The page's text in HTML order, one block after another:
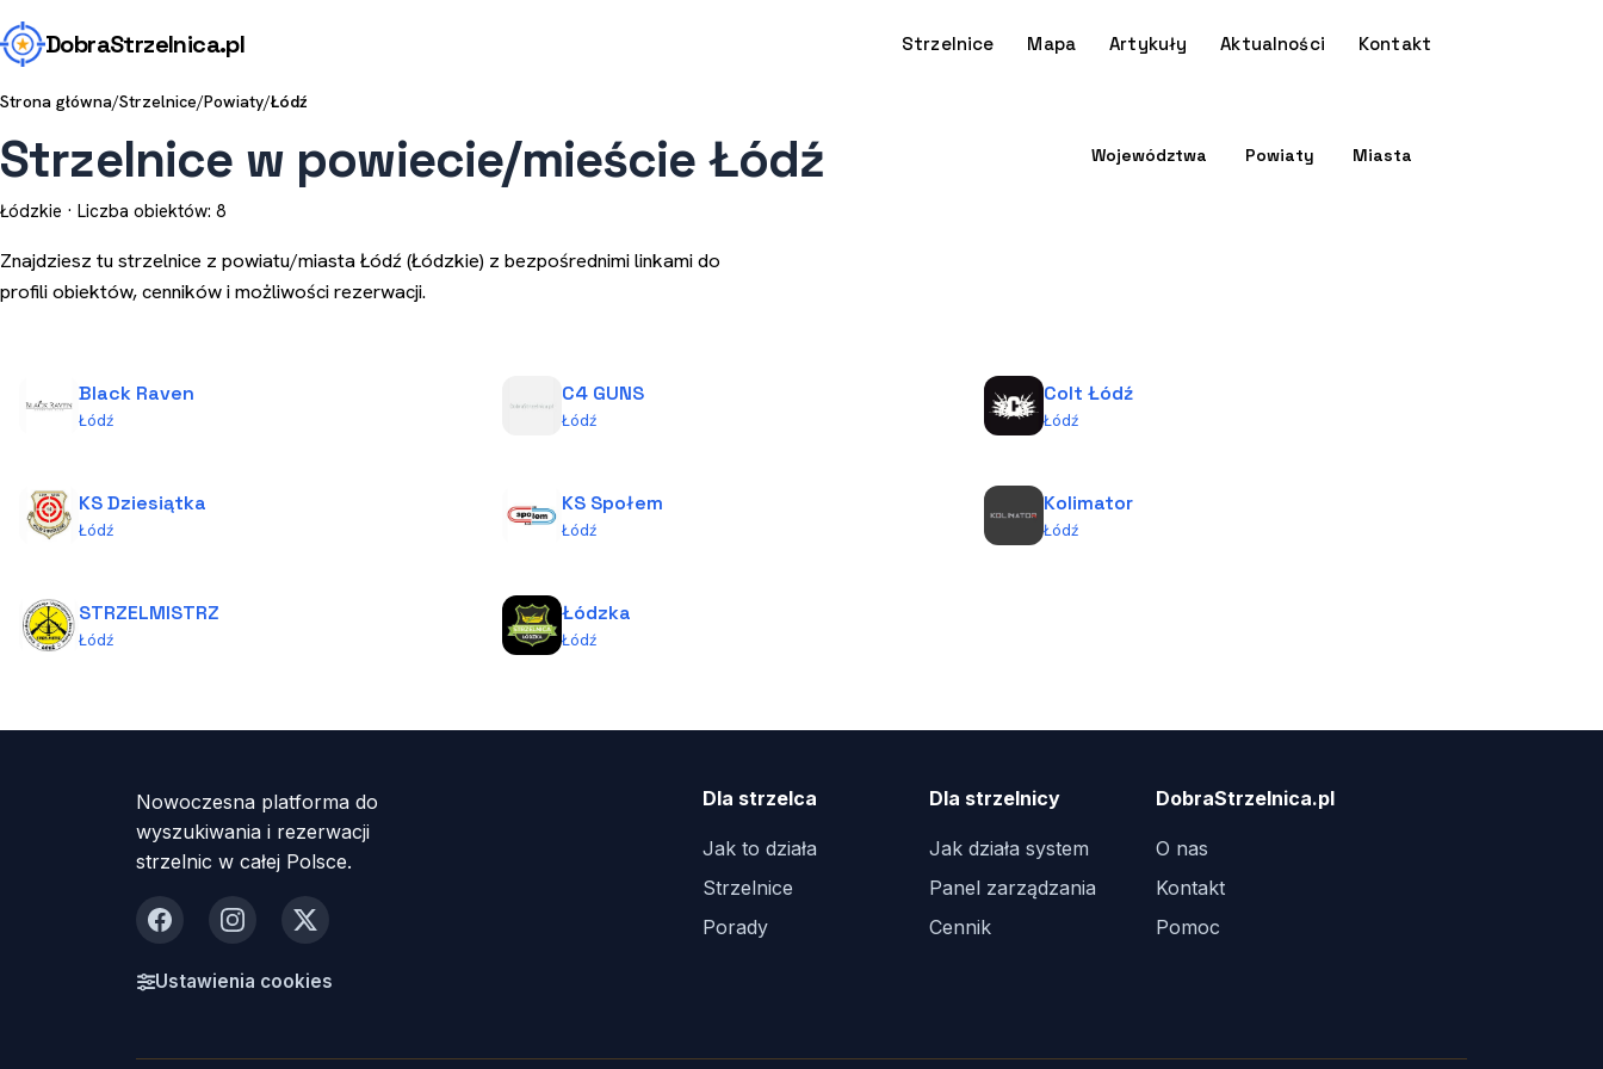
DobraStrzelnica.pl Strzelnice Mapa Artykuły Aktualności Kontakt
Strona główna/Strzelnice/Powiaty/Łódź
Strzelnice w powiecie/mieście Łódź
Łódzkie · Liczba obiektów: 8
Znajdziesz tu strzelnice z powiatu/miasta Łódź (Łódzkie) z bezpośrednimi linkami do
profili obiektów, cenników i możliwości rezerwacji.
Województwa Powiaty Miasta
Black Raven
Łódź
C4 GUNS
Łódź
Colt Łódź
Łódź
KS Dziesiątka
Łódź
KS Społem
Łódź
Kolimator
Łódź
STRZELMISTRZ
Łódź
Łódzka
Łódź
Nowoczesna platforma do
wyszukiwania i rezerwacji
strzelnic w całej Polsce.
FacebookInstagram
X
Ustawienia cookies
Dla strzelca
Jak to działa
Strzelnice
Porady
Dla strzelnicy
Jak działa system
Panel zarządzania
Cennik
DobraStrzelnica.pl
O nas
Kontakt
Pomoc